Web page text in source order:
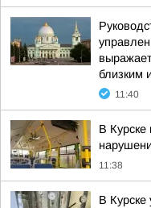
близким
11:40
В
11:38
В